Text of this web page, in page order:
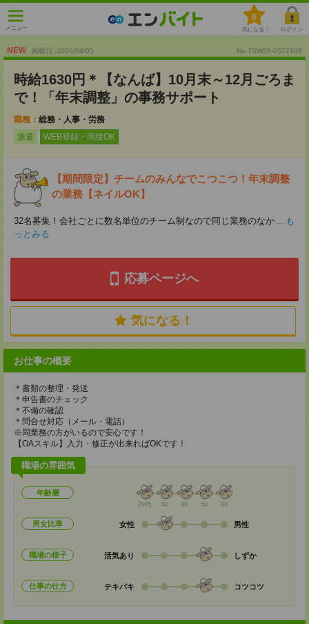
メニュー
0
気になる！ ログイン
NEW 掲載日 :2026/08/05 No.TSW26-0522308
時給1630円＊【なんば】10月末～12月ごろま
で！「年末調整」の事務サポート
職種： 総務・人事・労務
派遣
WEB登録・面接OK
【期間限定】チームのみんなでこつこつ！年末調整
の業務【ネイルOK】
32名募集！会社ごとに数名単位のチーム制なので同じ業務のなか ...も
っとみる
応募ページへ
気になる！
お仕事の概要
＊書類の整理・発送
＊申告書のチェック
＊不備の確認
＊問合せ対応（メール・電話）
※同業務の方がいるので安心です！
【OAスキル】入力・修正が出来ればOKです！
職場の雰囲気
年齢層
20代 30 40 50 60
男女比率 女性 男性
職場の様子 活気あり しずか
仕事の仕方 テキパキ コツコツ